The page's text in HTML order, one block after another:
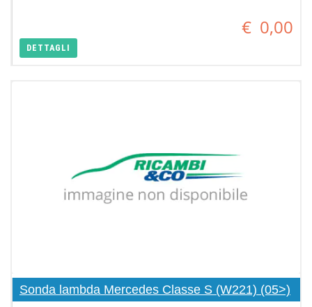
€ 0,00
DETTAGLI
Sonda lambda Mercedes Classe S (W221) (05>)